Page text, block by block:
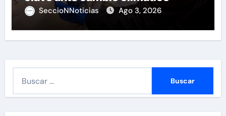
SeccioNNoticias Ago 3, 2026